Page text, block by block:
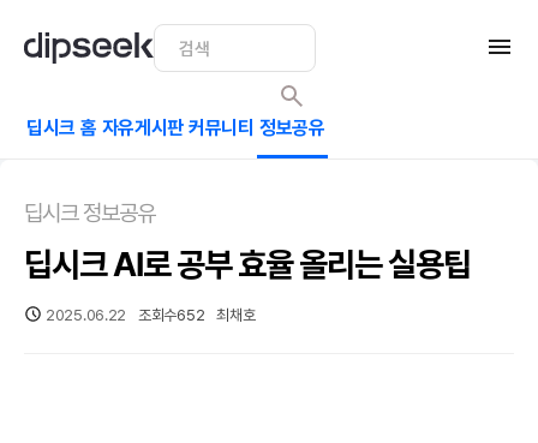
딥시크 홈 자유게시판 커뮤니티 정보공유
딥시크 정보공유
딥시크 AI로 공부 효율 올리는 실용팁
2025.06.22 조회수652 최채호